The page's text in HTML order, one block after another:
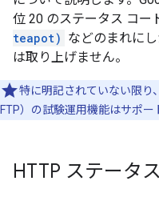
位 20 のステータス コー
teapot) などのまれに
は取り上げません。
特に明記されていない限り
FTP）の試験運用機能はサポー
HTTP ステータ